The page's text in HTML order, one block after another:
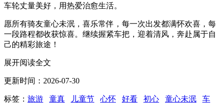
车轮丈量美好，用热爱治愈生活。
愿所有骑友童心未泯，喜乐常伴，每一次出发都满怀欢喜，每
一段路程都收获惊喜。继续握紧车把，迎着清风，奔赴属于自
己的精彩旅途！
展开阅读全文
更新时间：2026-07-30
标签： 旅游 童真 儿童节 心怀 好看 初心 童心未泯
车